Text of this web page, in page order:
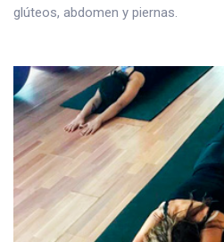
glúteos, abdomen y piernas.